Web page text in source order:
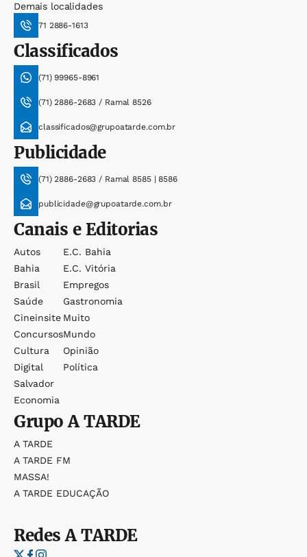
Demais localidades
71 2886-1613
Classificados
(71) 99965-8961
(71) 2886-2683 / Ramal 8526
classificados@grupoatarde.com.br
Publicidade
(71) 2886-2683 / Ramal 8585 | 8586
publicidade@grupoatarde.com.br
Canais e Editorias
Autos
Bahia
Brasil
Saúde
Cineinsite
Concursos
Cultura
Digital
Salvador
Economia
E.c. Bahia
E.c. Vitória
Empregos
Gastronomia
Muito
Mundo
Opinião
Política
GrupoA TARDE
A TARDE
A TARDE FM
MASSA!
A TARDE EDUCAÇÃO
RedesA TARDE